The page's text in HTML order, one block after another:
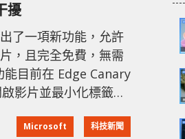
擾
了一項新功能，允許
，且完全免費，無需
目前在 Edge Canary
影片並最小化標籤
能通常是
Microsoft 科技新聞